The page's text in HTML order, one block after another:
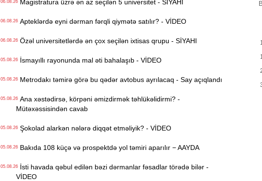
06.08.26Magistratura üzrə ən az seçilən 5 universitet - SİYAHI
06.08.26Apteklərdə eyni dərman fərqli qiymətə satılır? - VİDEO
06.08.26Özəl universitetlərdə ən çox seçilən ixtisas qrupu - SİYAHI
05.08.26İsmayıllı rayonunda mal əti bahalaşıb - VİDEO
05.08.26Metrodakı təmirə görə bu qədər avtobus ayrılacaq - Say açıqlandı
05.08.26Ana xəstədirsə, körpəni əmizdirmək təhlükəlidirmi? -
Mütəxəssisindən cavab
05.08.26Şokolad alarkən nələrə diqqət etməliyik? - VİDEO
05.08.26Bakıda 108 küçə və prospektdə yol təmiri aparılır − AAYDA
05.08.26İsti havada qəbul edilən bəzi dərmanlar fəsadlar törədə bilər -
VİDEO